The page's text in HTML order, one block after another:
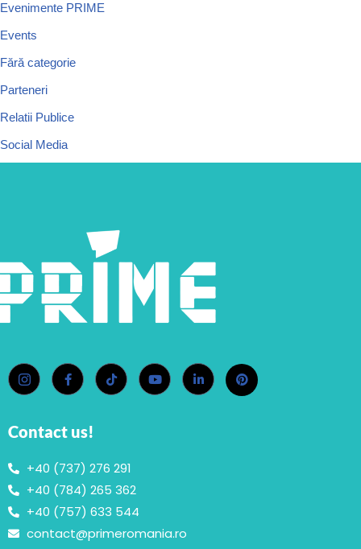
Evenimente PRIME
Events
Fără categorie
Parteneri
Relatii Publice
Social Media
Contact us!
+40 (737) 276 291
+40 (784) 265 362
+40 (757) 633 544
contact@primeromania.ro